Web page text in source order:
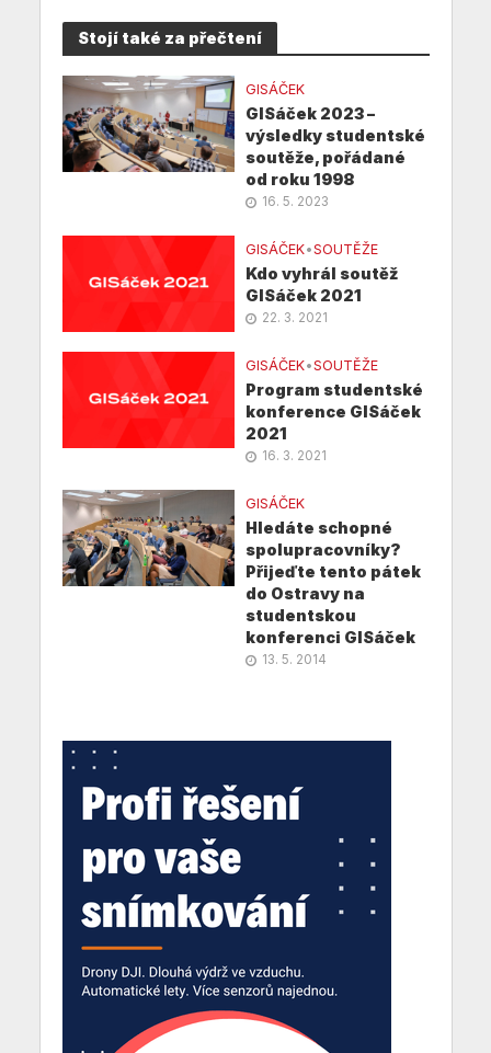
Stojí také za přečtení
GISÁČEK
GISáček 2023 –
výsledky studentské
soutěže, pořádané
od roku 1998
16. 5. 2023
GISÁČEK•SOUTĚŽE
Kdo vyhrál soutěž
GISáček 2021
22. 3. 2021
GISÁČEK•SOUTĚŽE
Program studentské
konference GISáček
2021
16. 3. 2021
GISÁČEK
Hledáte schopné
spolupracovníky?
Přijeďte tento pátek
do Ostravy na
studentskou
konferenci GISáček
13. 5. 2014